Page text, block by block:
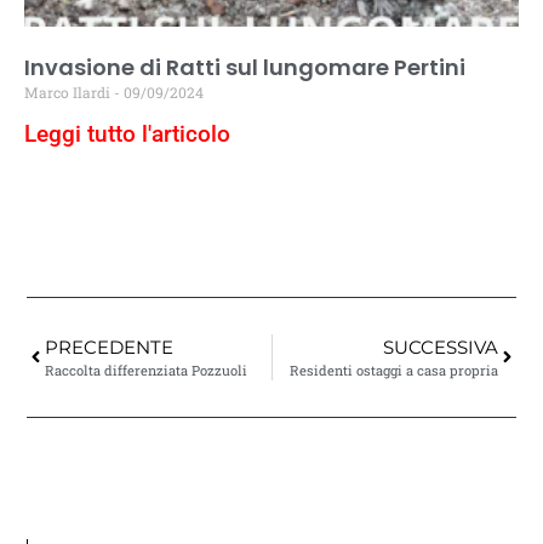
Invasione di Ratti sul lungomare Pertini
Marco Ilardi 09/09/2024
Leggi tutto l'articolo
PRECEDENTE
Raccolta differenziata Pozzuoli
SUCCESSIVA
Residenti ostaggi a casa propria